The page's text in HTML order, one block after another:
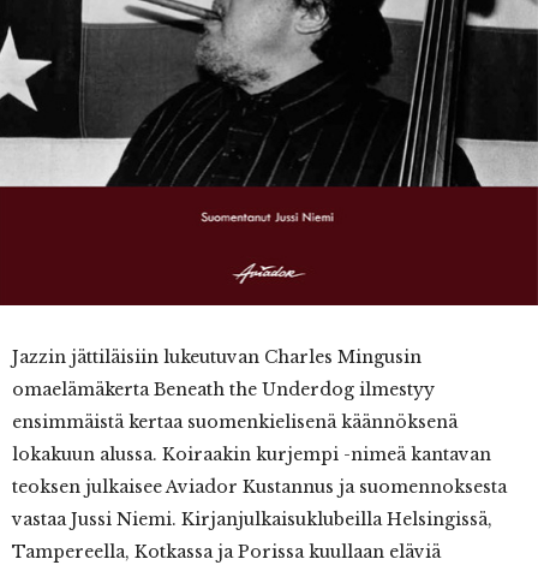
Jazzin jättiläisiin lukeutuvan Charles Mingusin
omaelämäkerta Beneath the Underdog ilmestyy
ensimmäistä kertaa suomenkielisenä käännöksenä
lokakuun alussa. Koiraakin kurjempi -nimeä kantavan
teoksen julkaisee Aviador Kustannus ja suomennoksesta
vastaa Jussi Niemi. Kirjanjulkaisuklubeilla Helsingissä,
Tampereella, Kotkassa ja Porissa kuullaan eläviä